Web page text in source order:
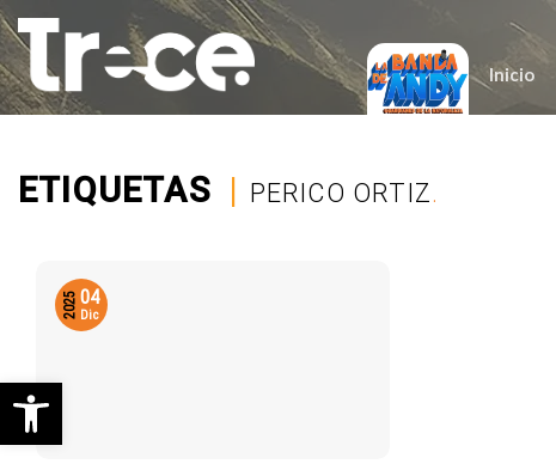
Saltar
al
contenido
Inicio
ETIQUETAS | PERICO ORTIZ.
04
Dic
2025
Abrir barra de herramientas